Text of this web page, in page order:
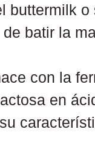
buttermilk
batir la
con la
en